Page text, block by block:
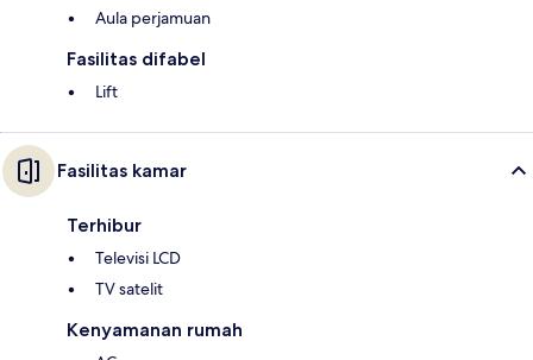
Aula perjamuan
Fasilitas difabel
Lift
Fasilitas kamar
Terhibur
Televisi LCD
TV satelit
Kenyamanan rumah